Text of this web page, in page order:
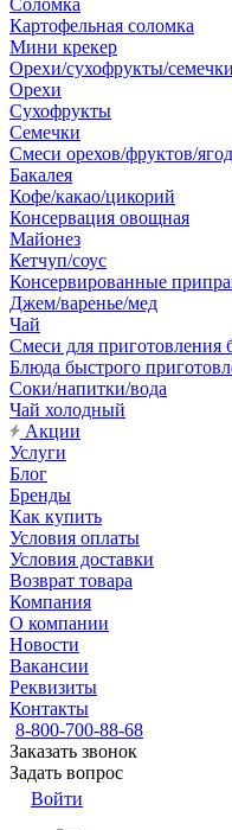
Соломка
Картофельная соломка
Мини крекер
Орехи/сухофрукты/семечки
Орехи
Сухофрукты
Семечки
Смеси орехов/фруктов/
Бакалея
Кофе/какао/цикорий
Консервация овощная
Майонез
Кетчуп/соус
Консервированные
Джем/варенье/мед
Чай
Смеси для приготовления
Блюда быстрого
Соки/напитки/вода
Чай холодный
Акции
Услуги
Блог
Бренды
Как купить
Условия оплаты
Условия доставки
Возврат товара
Компания
О компании
Новости
Вакансии
Реквизиты
Контакты
8-800-700-88-68
Заказать звонок
Задать вопрос
Войти